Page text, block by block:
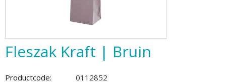
Fleszak Kraft | Bruin
Productcode:
0112852